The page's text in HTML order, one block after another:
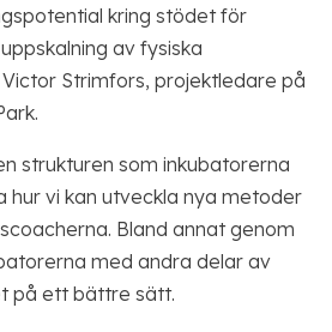
kring stödet för
av fysiska
Strimfors, projektledare på
strukturen som inkubatorerna
hur vi kan utveckla nya metoder
Bland annat genom
med andra delar av
på ett bättre sätt.